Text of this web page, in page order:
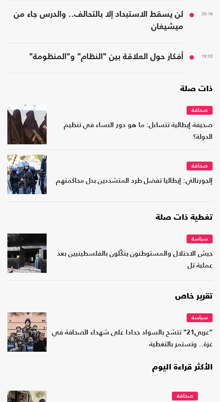
20:16
لن يسقط الاستبداد إلا بالتحالف.. والدرس جاء من
ميشيغان
19:33 أفكار حول العلاقة بين "النظام" و"المنظومة"
ذات صلة
صحافة
صحيفة إيطالية تتساءل: ما هو دور النساء في تنظيم
الدولة؟
صحافة
إلجورنالي: إيطاليا تفضل طرد المتشددين بدل محاكمتهم
تغطية ذات صلة
سياسة
جيش الاحتلال والمستوطنون ينكّلون بالفلسطينيين بعد
عملية تل
تقرير خاص
سياسة
"عربي21" تتشح بالسواد حدادا على شهداء الصحافة في
غزة.. وتستمر بالتغطية
الأكثر قراءة اليوم
صحافة